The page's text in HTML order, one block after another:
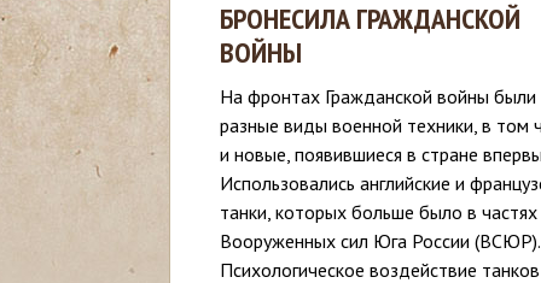
БРОНЕСИЛА ГРАЖДАНСКОЙ
ВОЙНЫ
На фронтах Гражданской войны были
разные виды военной техники, в том
и новые, появившиеся в стране
Использовались английские и
танки, которых больше было в частях
Вооруженных сил Юга России (ВСЮР).
Психологическое воздействие